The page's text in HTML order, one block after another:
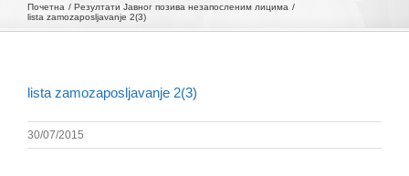
Почетна
Резултати Јавног позива незапосленим лицима
lista zamozaposljavanje 2(3)
lista zamozaposljavanje 2(3)
30/07/2015